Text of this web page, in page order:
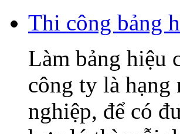
Thi công bảng
Làm bảng hiệu
công ty là hạng
nghiệp, để có